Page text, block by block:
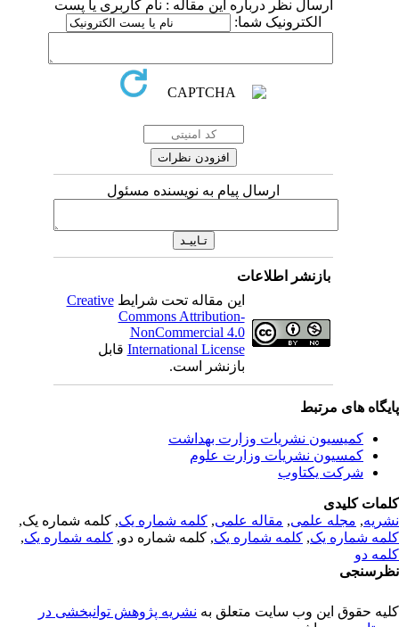
ارسال نظر درباره این مقاله : نام کاربری یا پست
الکترونیک شما:
ارسال پیام به نویسنده مسئول
بازنشر اطلاعات
این مقاله تحت شرایطCreative
Commons Attribution-
NonCommercial 4.0
International Licenseقابل
بازنشر است.
های مرتبط
کمیسیون نشریات وزارت بهداشت
کمسیون نشریات وزارت علوم
شرکت یکتاوب
کلیدی
,مجله علمی, مقاله علمی, کلمه شماره یک, کلمه شماره یک,
شماره یک,کلمه شماره یک, کلمه شماره دو,کلمه شماره یک,
دو
حقوق این وب سایت متعلق بهنشریه پژوهش توانبخشی در